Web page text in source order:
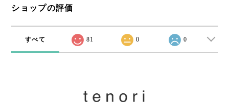
ショップの評価
すべて 81 0 0